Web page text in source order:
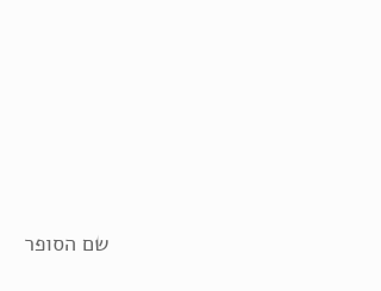
שם הסופר